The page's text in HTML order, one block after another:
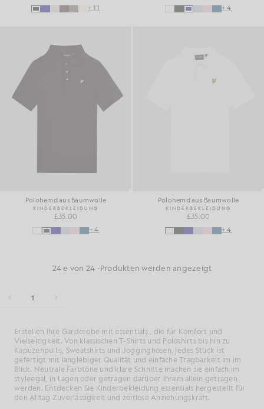
+11 +4
Polohemd aus Baumwolle
KINDERBEKLEIDUNG
£35.00
+4
Polohemd aus Baumwolle
KINDERBEKLEIDUNG
£35.00
+4
24 e von 24 -Produkten werden angezeigt
1
Erstellen ihre Garderobe mit essentials , die für Komfort und
Vielseitigkeit. Von klassischen T-Shirts und Poloshirts bis hin zu
Kapuzenpullis, Sweatshirts und Jogginghosen, jedes Stück ist
gefertigt mit langlebiger Qualität und einfache Tragbarkeit im im
Blick. Neutrale Farbtöne und klare Schnitte machen sie einfach im
styleegal, in Lagen oder getragen darüber ihrem allein getragen
werden. Entdecken Sie Kinderbekleidung essentials hergestellt für
den Alltag Zuverlässigkeit und zeitlose Anziehungskraft.